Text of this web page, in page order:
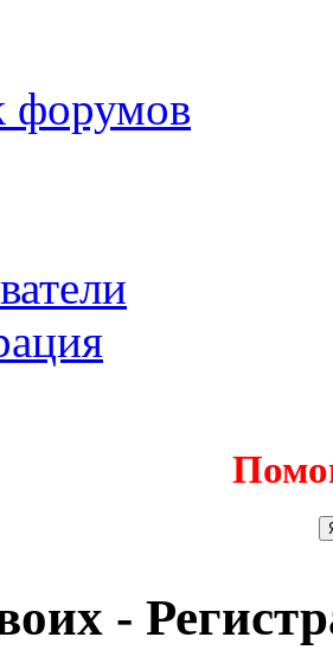
форумов
-